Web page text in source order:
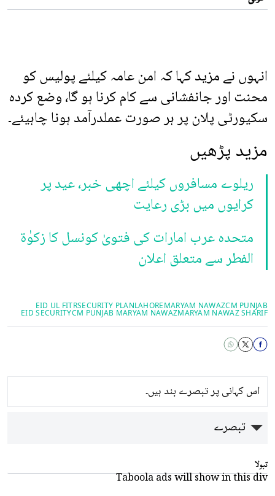
انہوں نے مزید کہا کہ امن عامہ کیلئے پولیس کو
محنت اور جانفشانی سے کام کرنا ہو گا، وضع کردہ
سکیورٹی پلان پر ہر صورت عملدرآمد ہونا چاہیئے۔
مزید پڑھیں
ریلوے مسافروں کیلئے اچھی خبر، عید پر
کرایوں میں بڑی رعایت
متحدہ عرب امارات کی فتویٰ کونسل کا زکوٰۃ
الفطر سے متعلق اعلان
CM PUNJAB
MARYAM NAWAZ
LAHORE
SECURITY PLAN
EID UL FITR
MARYAM NAWAZ SHARIF
CM PUNJAB MARYAM NAWAZ
EID SECURITY
اس کہانی پر تبصرے بند ہیں۔
تبصرے
تبولا
Taboola ads will show in this div